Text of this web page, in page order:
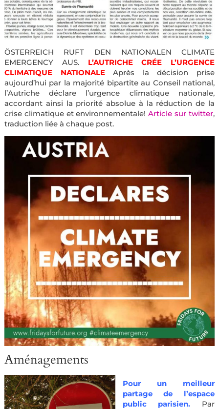
ÖSTERREICH RUFT DEN NATIONALEN CLIMATE
EMERGENCY AUS. L’AUTRICHE CRÉE L’URGENCE
CLIMATIQUE NATIONALEAprès la décision prise
aujourd’hui par la majorité bipartite au Conseil national,
l’Autriche déclare l’urgence climatique nationale,
accordant ainsi la priorité absolue à la réduction de la
crise climatique et environnementale!Article sur twitter,
traduction liée à chaque post.
Aménagements
Pour un meilleur
partage de l’espace
public parisien. Par